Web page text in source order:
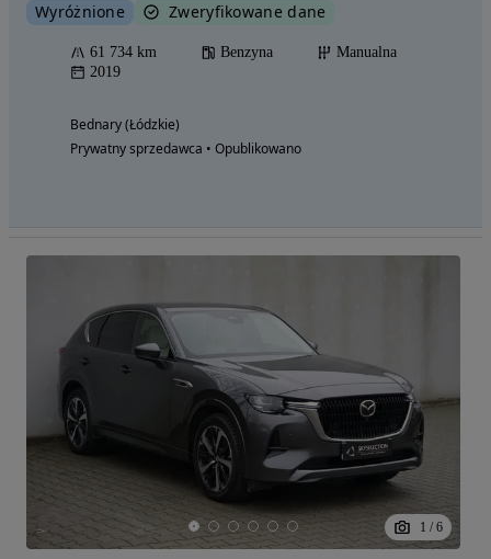
Wyróżnione Zweryfikowane dane
61 734 km Benzyna
Manualna
2019
Bednary (Łódzkie)
Prywatny sprzedawca • Opublikowano
1 / 6